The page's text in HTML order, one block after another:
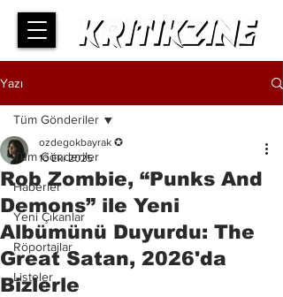
Yazı
Tüm Gönderiler
Haberler
Yeni Çıkanlar
Röportajlar
Listeler
Tüm Gönderiler
Rob Zombie, “Punks And
Demons” ile Yeni
Albümünü Duyurdu: The
Great Satan, 2026'da
Bizlerle
ozdegokbayrak ✪
10 Eki 2025